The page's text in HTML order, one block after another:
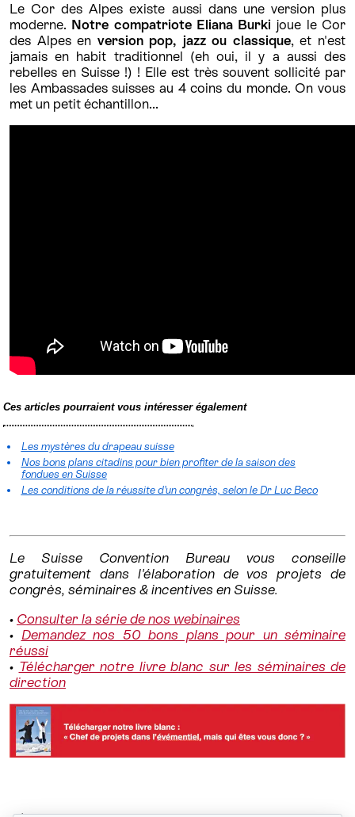
Le Cor des Alpes existe aussi dans une version plus
moderne. Notre compatriote Eliana Burki joue le Cor
des Alpes en version pop, jazz ou classique, et n'est
jamais en habit traditionnel (eh oui, il y a aussi des
rebelles en Suisse !) ! Elle est très souvent sollicité par
les Ambassades suisses au 4 coins du monde. On vous
met un petit échantillon...
Ces articles pourraient vous intéresser également
Les mystères du drapeau suisse
Nos bons plans citadins pour bien profiter de la saison des
fondues en Suisse
Les conditions de la réussite d’un congrès, selon le Dr Luc Beco
Le Suisse Convention Bureau vous conseille
gratuitement dans l'élaboration de vos projets de
congrès, séminaires & incentives en Suisse.
• Consulter la série de nos webinaires
• Demandez nos 50 bons plans pour un séminaire
réussi
• Télécharger notre livre blanc sur les séminaires de
direction